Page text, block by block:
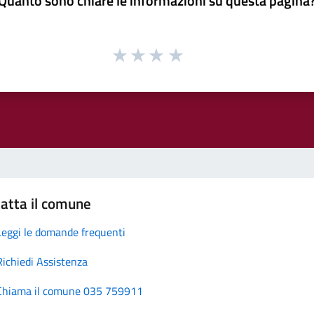
il comune
le domande frequenti
Assistenza
il comune 035 759911